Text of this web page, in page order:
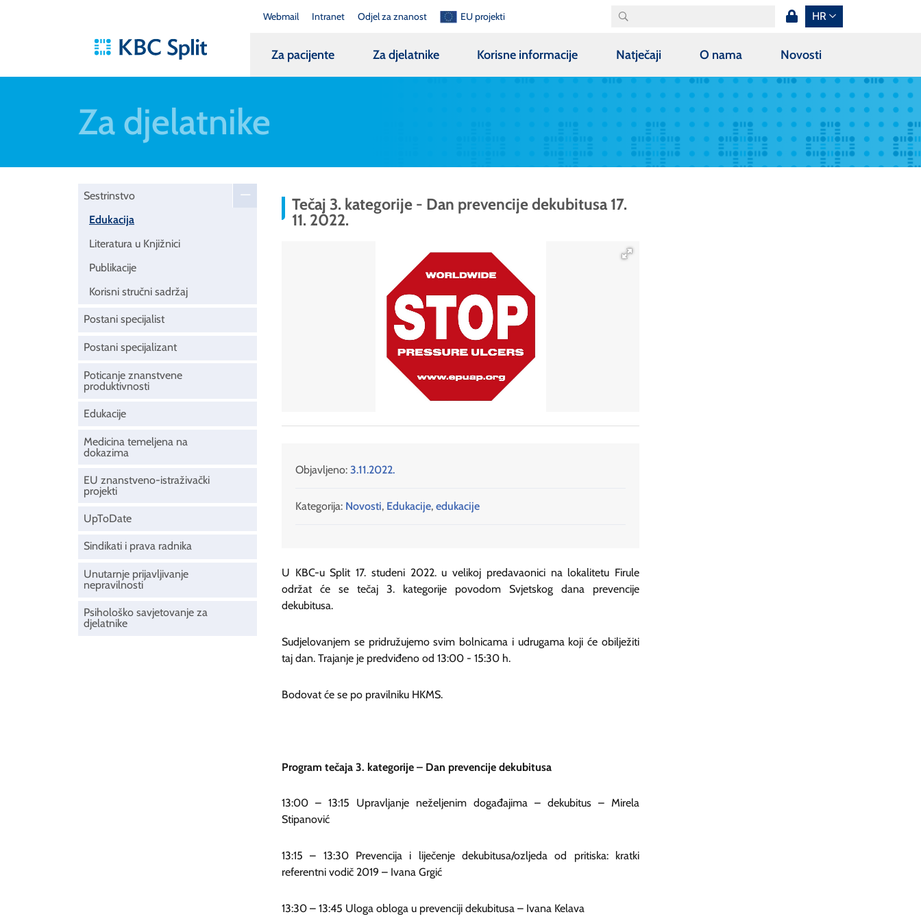
Webmail Intranet Odjel za znanost EU projekti HR
Za pacijente Za djelatnike Korisne informacije Natječaji O nama Novosti
Za djelatnike
Sestrinstvo
Edukacija
Literatura u Knjižnici
Publikacije
Korisni stručni sadržaj
Postani specijalist
Postani specijalizant
Poticanje znanstvene
produktivnosti
Edukacije
Medicina temeljena na
dokazima
EU znanstveno-istraživački
projekti
UpToDate
Sindikati i prava radnika
Unutarnje prijavljivanje
nepravilnosti
Psihološko savjetovanje za
djelatnike
Tečaj 3. kategorije - Dan prevencije dekubitusa 17.
11. 2022.
Objavljeno: 3.11.2022.
Kategorija: Novosti, Edukacije, edukacije
U KBC-u Split 17. studeni 2022. u velikoj predavaonici na lokalitetu Firule
održat će se tečaj 3. kategorije povodom Svjetskog dana prevencije
dekubitusa.
Sudjelovanjem se pridružujemo svim bolnicama i udrugama koji će obilježiti
taj dan. Trajanje je predviđeno od 13:00 - 15:30 h.
Bodovat će se po pravilniku HKMS.
Program tečaja 3. kategorije – Dan prevencije dekubitusa
13:00 – 13:15 Upravljanje neželjenim događajima – dekubitus – Mirela
Stipanović
13:15 – 13:30 Prevencija i liječenje dekubitusa/ozljeda od pritiska: kratki
referentni vodič 2019 – Ivana Grgić
13:30 – 13:45 Uloga obloga u prevenciji dekubitusa – Ivana Kelava